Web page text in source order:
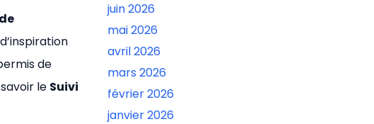
de
le Suivi
juin 2026
mai 2026
avril 2026
mars 2026
février 2026
janvier 2026